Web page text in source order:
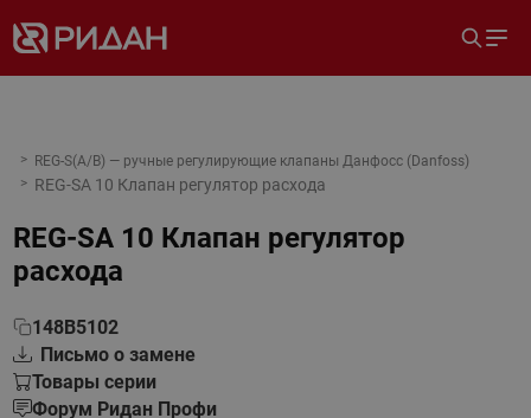
REG-S(A/B) — ручные регулирующие клапаны Данфосс (Danfoss)
REG-SA 10 Клапан регулятор расхода
REG-SA 10 Клапан регулятор
расхода
148B5102
Письмо о замене
Товары серии
Форум Ридан Профи